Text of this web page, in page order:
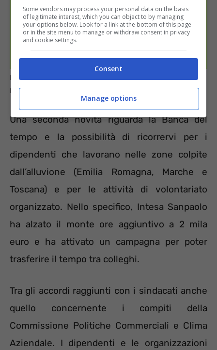
Premi produzione per i dipendenti Intesa Sanpaolo –
Informazioneoggi.it
Una seconda novità riguarda la Banca del
tempo e la possibilità di ricorrervi per i
dipendenti che lavorano nelle zone colpite
dall’alluvione (Emilia Romagna, Marche e
Toscana) e per le attività di volontariato
organizzato. Nello specifico, Intesa Sanpaolo
ha alzato il monte ore aggiuntivo a 2 mila
euro e ha attivato un campagna per poter
trasferire il tempo tra colleghi.
Tra gli accordi raggiunti con i sindacati anche
quello concernente i compiti della
Commissione Politiche Commerciali e Clima
Aziendale. I dipendenti e le organizzazioni
Some vendors may process your personal data on the basis
of legitimate interest, which you can object to by managing
your options below. Look for a link at the bottom of this page
or in the site menu to manage or withdraw consent in privacy
and cookie settings.
Consent
Manage options